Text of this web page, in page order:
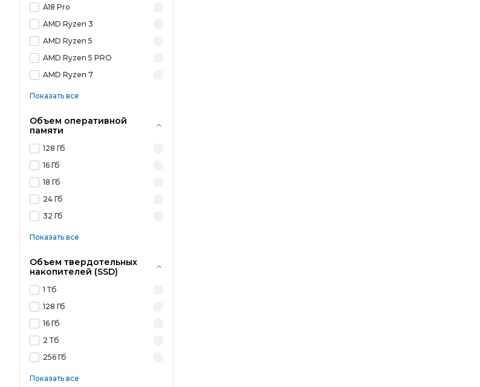
A18 Pro
AMD Ryzen 3
AMD Ryzen 5
AMD Ryzen 5 PRO
AMD Ryzen 7
Показать все
Объем оперативной
памяти
128 Гб
16 Гб
18 Гб
24 Гб
32 Гб
Показать все
Объем твердотельных
накопителей (SSD)
1 Тб
128 Гб
16 Гб
2 Тб
256 Гб
Показать все